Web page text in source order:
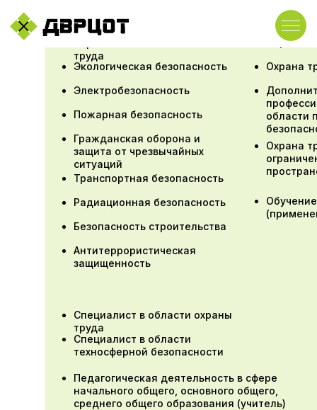
труда
Экологическая безопасность
Электробезопасность
Пожарная безопасность
Гражданская оборона и
защита от чрезвычайных
ситуаций
Транспортная безопасность
Радиационная безопасность
Безопасность строительства
Антитеррористическая
защищенность
Первая
Охрана
области
Охрана
Специалист в области охраны
труда
Специалист в области
техносферной безопасности
Педагогическая деятельность в сфере
начального общего, основного общего,
среднего общего образования (учитель)